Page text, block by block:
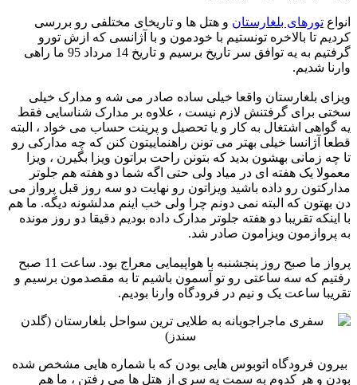
انواع تورهای بلغارستان و هتل ها و تاریخای مختلفی رو بررسی
کردیم تا بالاخره تونستیم با خودمون و با آژانسی که ازش تورو
گرفتیم به یه ‏توافق سر تاریخ برسیم و تاریخ 14 مرداد 95 ما راهی
وارنا شدیم. ‏ ‏
ویزای بلغارستان واقعا خیلی ساده صادر می شه و مدارک خیلی
سختی برای گرفتنش لازم نیست ، علاوه بر مدارک ‏شناسایی فقط
یه گواهی اشتغال به کار و یا تحصیل و پرینت حساب می خواد ، البته
قطعا آژانسا خیلی بهتر می تونن ‏راهنماییتون کنن که چه مدارکی رو
تا چه زمانی بهشون بدید که بتونن راحت براتون ویزا بگیرن ، ویزا
معمولا یک هفته ای ‏در میاد ولی حتی اگه شما دو هفته هم جلوتر
مدارکتون رو داده باشید ویزاتون رو نهایت دو سه روز قبل پرواز می
دن بهتون ‏که البته نمی دونم چرا ولی خب اینم مدلشونه دیگه. ما هم
با اینکه تقریبا دو هفته جلوتر مدارک داده بودیم دقیقا دو روز مونده
‏به پروازمون ویزامون صادر شد. ‏
پرواز ما صبح روز پنجشنبه با هواپیمایی معراج بود. ساعت 11 صبح
رفتیم که سه ساعتی رو تو آسمون باشیم تا به ‏مقصدمون برسیم و
تقریبا ساعت یک و نیم در فرودگاه وارنا بودیم.‏‏
‏ بیرون فرودگاه اتوبوس هایی بودن که با شماره هایی مشخص شده
بودن و هر کدوم به سمت یه سری از هتل ها می رفتن ، ‏ما هم